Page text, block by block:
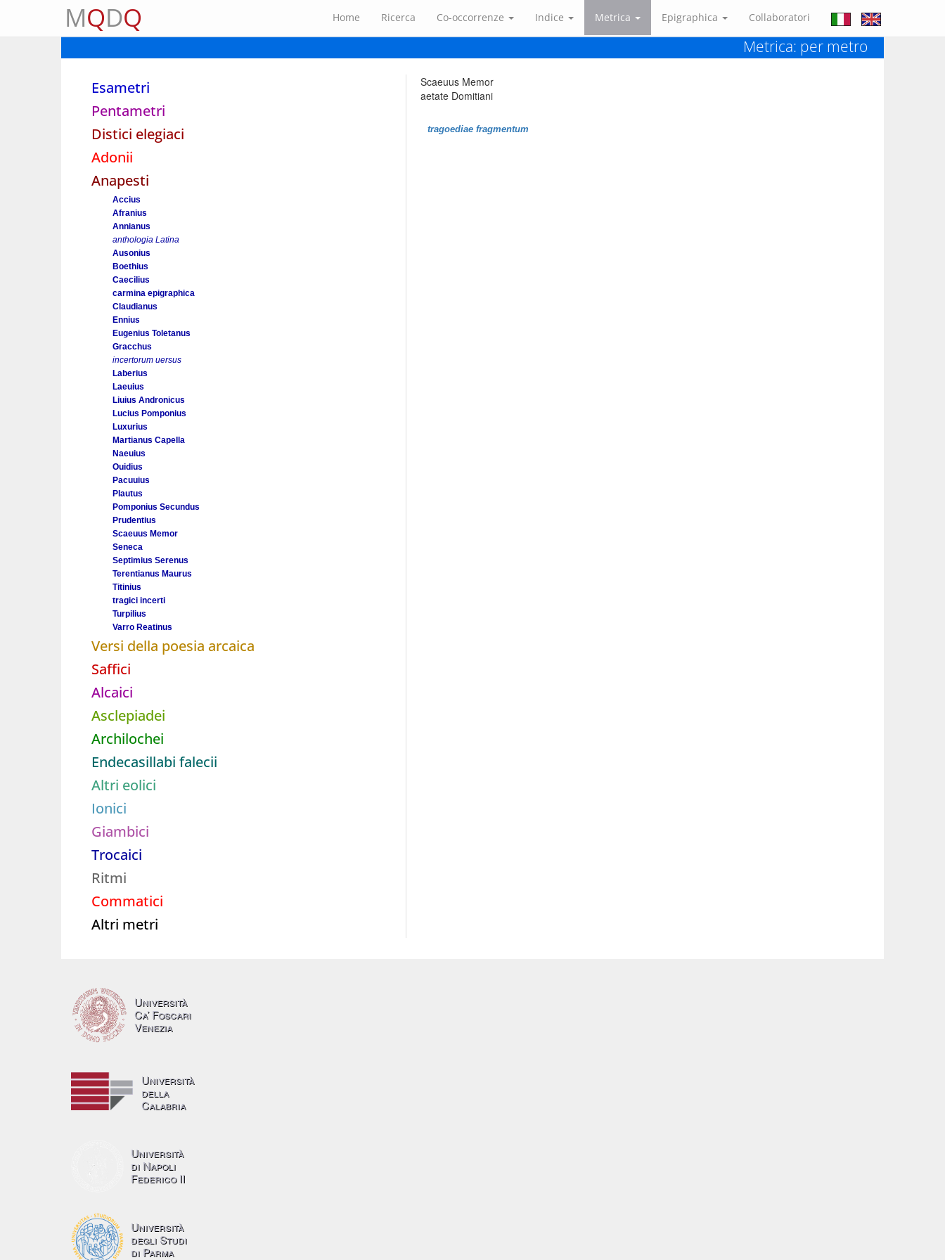
MQDQ Home Ricerca Co-occorrenze Indice Metrica Epigraphica Collaboratori
Metrica: per metro
Esametri
Pentametri
Distici elegiaci
Adonii
Anapesti
Accius
Afranius
Annianus
anthologia Latina
Ausonius
Boethius
Caecilius
carmina epigraphica
Claudianus
Ennius
Eugenius Toletanus
Gracchus
incertorum uersus
Laberius
Laeuius
Liuius Andronicus
Lucius Pomponius
Luxurius
Martianus Capella
Naeuius
Ouidius
Pacuuius
Plautus
Pomponius Secundus
Prudentius
Scaeuus Memor
Seneca
Septimius Serenus
Terentianus Maurus
Titinius
tragici incerti
Turpilius
Varro Reatinus
Versi della poesia arcaica
Saffici
Alcaici
Asclepiadei
Archilochei
Endecasillabi falecii
Altri eolici
Ionici
Giambici
Trocaici
Ritmi
Commatici
Altri metri
Scaeuus Memor
aetate Domitiani
tragoediae fragmentum
Università
Ca’ Foscari
Venezia
Università
della
Calabria
Università
di Napoli
Federico II
Università
degli Studi
di Parma